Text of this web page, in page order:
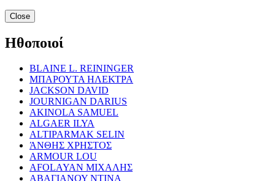
Close
Ηθοποιοί
BLAINE L. REININGER
ΜΠΑΡΟΥΤΑ ΗΛΕΚΤΡΑ
JACKSON DAVID
JOURNIGAN DARIUS
AKINOLA SAMUEL
ALGAER ILYA
ALTIPARMAK SELIN
ΆΝΘΗΣ ΧΡΗΣΤΟΣ
ARMOUR LOU
AFOLAYAN ΜΙΧΑΛΗΣ
ΑΒΑΓΙΑΝΟΥ ΝΤΙΝΑ